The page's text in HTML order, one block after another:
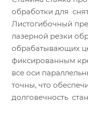
обработки для
Листогибочный
лазерной резки
обрабатывающих
фиксированным
все оси
точны, что
долговечность